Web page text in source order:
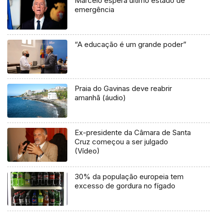
emergência
“A educação é um grande poder”
Praia do Gavinas deve reabrir
amanhã (áudio)
Ex-presidente da Câmara de Santa
Cruz começou a ser julgado
(Vídeo)
30% da população europeia tem
excesso de gordura no fígado